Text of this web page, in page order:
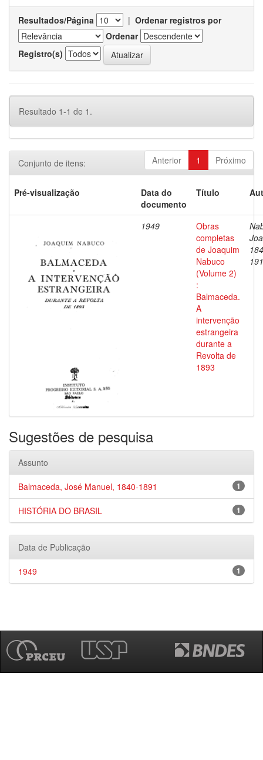
Resultados/Página | Ordenar registros por
Ordenar
Registro(s)
Resultado 1-1 de 1.
Anterior 1 Próximo
Conjunto de itens:
Pré-visualização
Data do
documento
Título
1949
Obras
completas
de Joaquim
Nabuco
(Volume 2)
:
Balmaceda.
A
intervenção
estrangeira
durante a
Revolta de
1893
Sugestões de pesquisa
Assunto
1
Balmaceda, José Manuel, 1840-1891
1
HISTÓRIA DO BRASIL
Data de Publicação
1
1949